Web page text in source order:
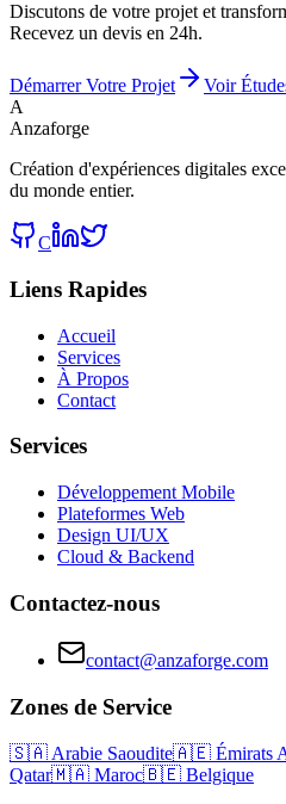
Discutons de votre projet et
Recevez un devis en 24h.
Démarrer Votre Projet
Voir
A
Anzaforge
Création d'expériences digitales
du monde entier.
C
Liens Rapides
Accueil
Services
À Propos
Contact
Services
Développement Mobile
Plateformes Web
Design UI/UX
Cloud & Backend
Contactez-nous
contact@anzaforge.com
Zones de Service
🇸🇦 Arabie Saoudite🇦🇪 Émirats
Qatar🇲🇦 Maroc🇧🇪 Belgique